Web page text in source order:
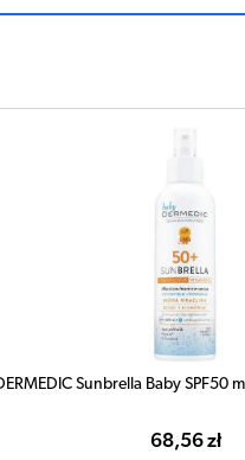
DERMEDIC Sunbrella Spray
95,35 zł